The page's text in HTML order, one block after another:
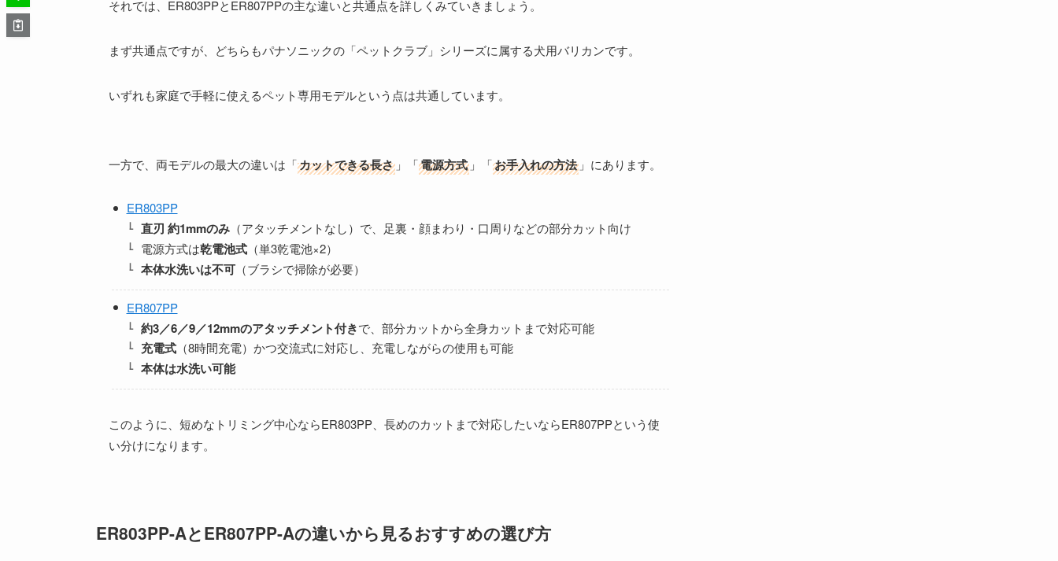
それでは、ER803PPとER807PPの主な違いと共通点を詳しくみていきましょう。
まず共通点ですが、どちらもパナソニックの「ペットクラブ」シリーズに属する犬用バリカンです。
いずれも家庭で手軽に使えるペット専用モデルという点は共通しています。
一方で、両モデルの最大の違いは「カットできる長さ 」「電源方式 」「お手入れの方法 」にあります。
ER803PP
直刃 約1mmのみ （アタッチメントなし）で、足裏・顔まわり・口周りなどの部分カット向け
電源方式は乾電池式 （単3乾電池×2）
本体水洗いは不可 （ブラシで掃除が必要）
ER807PP
約3／6／9／12mmのアタッチメント付きで、部分カットから全身カットまで対応可能
充電式 （8時間充電）かつ交流式に対応し、充電しながらの使用も可能
本体は水洗い可能
このように、短めなトリミング中心ならER803PP、長めのカットまで対応したいならER807PPという使
い分けになります。
ER803PP-AとER807PP-Aの違いから見るおすすめの選び方